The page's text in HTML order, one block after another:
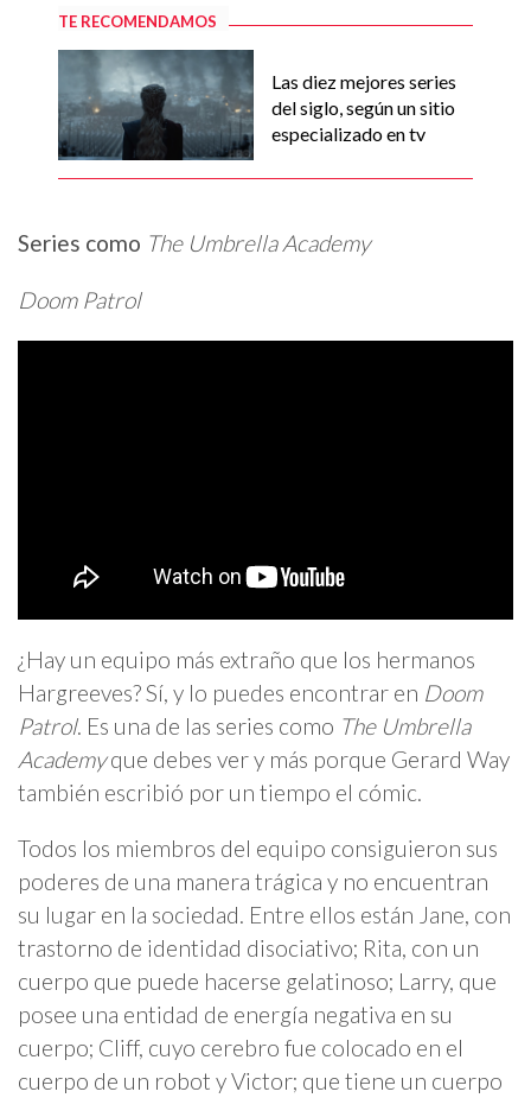
TE RECOMENDAMOS
Las diez mejores series
del siglo, según un sitio
especializado en tv
Series como The Umbrella Academy
Doom Patrol
¿Hay un equipo más extraño que los hermanos
Hargreeves? Sí, y lo puedes encontrar en Doom
Patrol. Es una de las series como The Umbrella
Academyque debes ver y más porque Gerard Way
también escribió por un tiempo el cómic.
Todos los miembros del equipo consiguieron sus
poderes de una manera trágica y no encuentran
su lugar en la sociedad. Entre ellos están Jane, con
trastorno de identidad disociativo; Rita, con un
cuerpo que puede hacerse gelatinoso; Larry, que
posee una entidad de energía negativa en su
cuerpo; Cliff, cuyo cerebro fue colocado en el
cuerpo de un robot y Victor; que tiene un cuerpo